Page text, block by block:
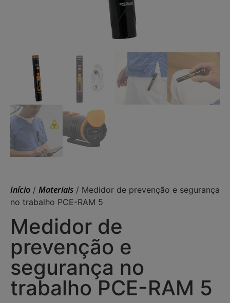
Início / Materiais / Medidor de prevenção e segurança
no trabalho PCE-RAM 5
Medidor de
prevenção e
segurança no
trabalho PCE-RAM 5